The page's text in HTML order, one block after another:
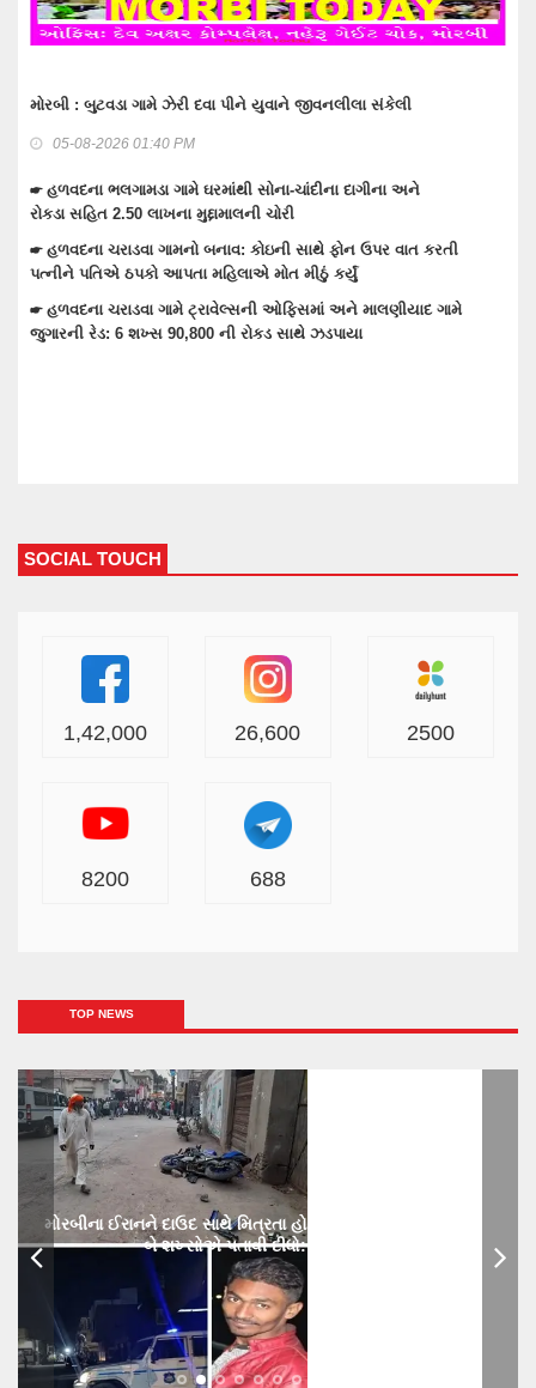
જીવનલીલા સંકેલી
ચાંદીના દાગીના અને
સાથે ફોન ઉપર વાત કરતી
મીઠું કર્યું
ઓફિસમાં અને માલણીયાદ ગામે
સાથે ઝડપાયા
વાંકાનેરમાં મુખ્ય માર્ગો ઉપરના દબાણો
☛ વાંકાનેરના ચંદ્રપુરમાં સ્ટાર પ્લાઝાની
રોષ,ફાયર સેફટીના અભાવે કાર્યવાહી
☛ વાંકાનેરમાં દેવદયા ટ્રસ્ટ દ્વારા ત્રાંસી
☛ વાંકાનેરના જુના વઘાસીયા ગામે બંધ
1.71 લાખના મુદ્દામાની ચોરી
SOCIAL TOUCH
1,42,000 26,600 2500
8200 688
TOP NEWS
મોરબીના ઈરાનને દાઉદ સાથે મિત્રતા હોય છાતીમાં છરીનો ઘા ઝીકિને
બે શખ્સોએ પતાવી દીધો: ગુનો નોંધાયો